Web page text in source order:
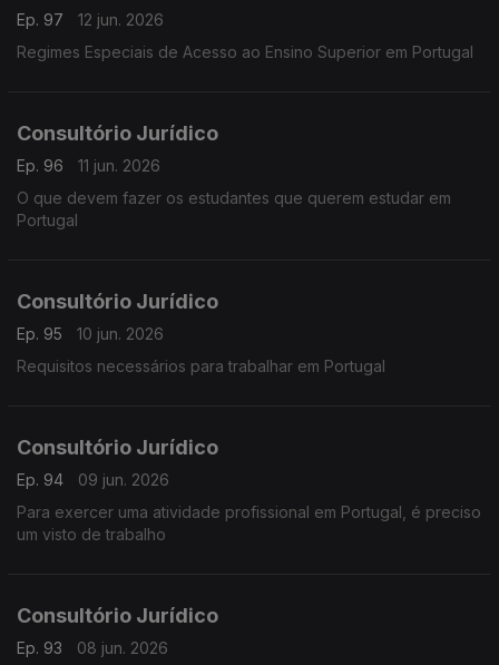
Ep. 97
12 jun. 2026
Regimes Especiais de Acesso ao Ensino Superior em Portugal
Consultório Jurídico
Ep. 96
11 jun. 2026
O que devem fazer os estudantes que querem estudar em
Portugal
Consultório Jurídico
Ep. 95
10 jun. 2026
Requisitos necessários para trabalhar em Portugal
Consultório Jurídico
Ep. 94
09 jun. 2026
Para exercer uma atividade profissional em Portugal, é preciso
um visto de trabalho
Consultório Jurídico
Ep. 93
08 jun. 2026